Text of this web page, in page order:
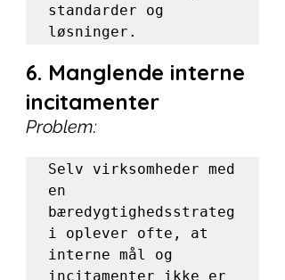
standarder og
løsninger.
6. Manglende interne
incitamenter
Problem:
Selv virksomheder med
en
bæredygtighedsstrateg
i oplever ofte, at
interne mål og
incitamenter ikke er